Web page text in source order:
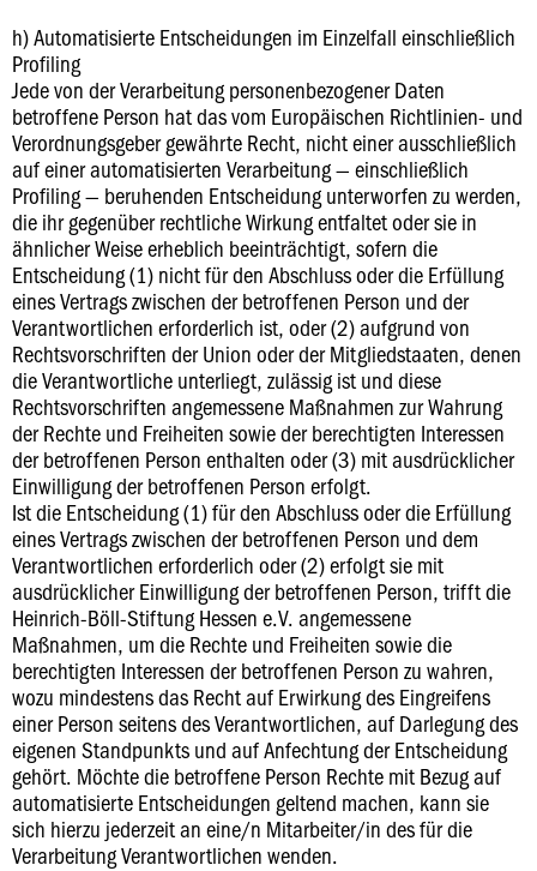
h) Automatisierte Entscheidungen im Einzelfall einschließlich
Profiling
Jede von der Verarbeitung personenbezogener Daten
betroffene Person hat das vom Europäischen Richtlinien- und
Verordnungsgeber gewährte Recht, nicht einer ausschließlich
auf einer automatisierten Verarbeitung — einschließlich
Profiling — beruhenden Entscheidung unterworfen zu werden,
die ihr gegenüber rechtliche Wirkung entfaltet oder sie in
ähnlicher Weise erheblich beeinträchtigt, sofern die
Entscheidung (1) nicht für den Abschluss oder die Erfüllung
eines Vertrags zwischen der betroffenen Person und der
Verantwortlichen erforderlich ist, oder (2) aufgrund von
Rechtsvorschriften der Union oder der Mitgliedstaaten, denen
die Verantwortliche unterliegt, zulässig ist und diese
Rechtsvorschriften angemessene Maßnahmen zur Wahrung
der Rechte und Freiheiten sowie der berechtigten Interessen
der betroffenen Person enthalten oder (3) mit ausdrücklicher
Einwilligung der betroffenen Person erfolgt.
Ist die Entscheidung (1) für den Abschluss oder die Erfüllung
eines Vertrags zwischen der betroffenen Person und dem
Verantwortlichen erforderlich oder (2) erfolgt sie mit
ausdrücklicher Einwilligung der betroffenen Person, trifft die
Heinrich-Böll-Stiftung Hessen e.V. angemessene
Maßnahmen, um die Rechte und Freiheiten sowie die
berechtigten Interessen der betroffenen Person zu wahren,
wozu mindestens das Recht auf Erwirkung des Eingreifens
einer Person seitens des Verantwortlichen, auf Darlegung des
eigenen Standpunkts und auf Anfechtung der Entscheidung
gehört. Möchte die betroffene Person Rechte mit Bezug auf
automatisierte Entscheidungen geltend machen, kann sie
sich hierzu jederzeit an eine/n Mitarbeiter/in des für die
Verarbeitung Verantwortlichen wenden.